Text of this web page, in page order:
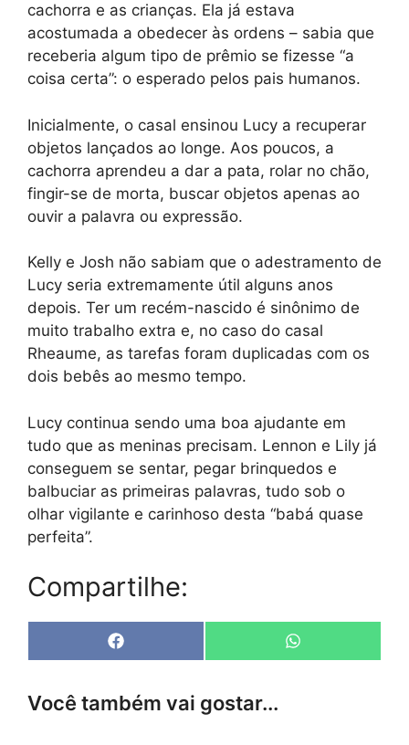
cachorra e as crianças. Ela já estava
acostumada a obedecer às ordens – sabia que
receberia algum tipo de prêmio se fizesse “a
coisa certa”: o esperado pelos pais humanos.
Inicialmente, o casal ensinou Lucy a recuperar
objetos lançados ao longe. Aos poucos, a
cachorra aprendeu a dar a pata, rolar no chão,
fingir-se de morta, buscar objetos apenas ao
ouvir a palavra ou expressão.
Kelly e Josh não sabiam que o adestramento de
Lucy seria extremamente útil alguns anos
depois. Ter um recém-nascido é sinônimo de
muito trabalho extra e, no caso do casal
Rheaume, as tarefas foram duplicadas com os
dois bebês ao mesmo tempo.
Lucy continua sendo uma boa ajudante em
tudo que as meninas precisam. Lennon e Lily já
conseguem se sentar, pegar brinquedos e
balbuciar as primeiras palavras, tudo sob o
olhar vigilante e carinhoso desta “babá quase
perfeita”.
Compartilhe:
Share
on
F
a
e
b
Share
on
W
h
Você também vai gostar...